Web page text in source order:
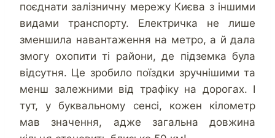
поєднати залізничну мережу Києва з іншими
видами транспорту. Електричка не лише
зменшила навантаження на метро, а й дала
змогу охопити ті райони, де підземка була
відсутня. Це зробило поїздки зручнішими та
менш залежними від трафіку на дорогах. І
тут, у буквальному сенсі, кожен кілометр
мав значення, адже загальна довжина